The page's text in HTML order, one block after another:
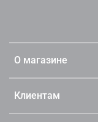
О магазине
Клиентам